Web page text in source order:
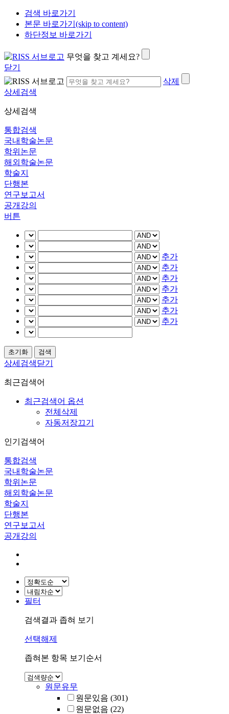
검색 바로가기
본문 바로가기(skip to content)
하단정보 바로가기
무엇을 찾고 계세요?
닫기
삭제
상세검색
상세검색
통합검색
국내학술논문
학위논문
해외학술논문
학술지
단행본
연구보고서
공개강의
버튼
추가
추가
추가
추가
추가
추가
추가
상세검색닫기
최근검색어
최근검색어 옵션
전체삭제
자동저장끄기
인기검색어
통합검색
국내학술논문
학위논문
해외학술논문
학술지
단행본
연구보고서
공개강의
필터
검색결과 좁혀 보기
선택해제
좁혀본 항목 보기순서
원문유무
원문있음 (301)
원문없음 (22)